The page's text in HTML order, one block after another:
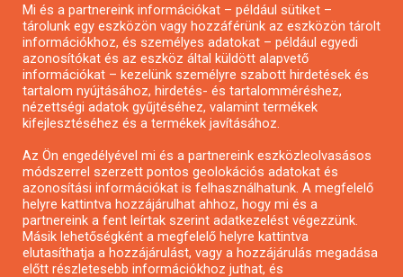
Pályázatírás civil szervezeteknek
Pályázatírás önkormányzatoknak
Pályázatfigyelés
Specifikus pályázatfigyelés vagy hírlevél
Pályázatok magánszemélyeknek
Pályázatok civil szervezeteknek
Pályázatok vállalkozásoknak
Mi és a partnereink információkat – például sütiket –
tárolunk egy eszközön vagy hozzáférünk az eszközön tárolt
információkhoz, és személyes adatokat – például egyedi
azonosítókat és az eszköz által küldött alapvető
információkat – kezelünk személyre szabott hirdetések és
tartalom nyújtásához, hirdetés- és tartalomméréshez,
nézettségi adatok gyűjtéséhez, valamint termékek
kifejlesztéséhez és a termékek javításához.
Az Ön engedélyével mi és a partnereink eszközleolvasásos
módszerrel szerzett pontos geolokációs adatokat és
azonosítási információkat is felhasználhatunk. A megfelelő
helyre kattintva hozzájárulhat ahhoz, hogy mi és a
partnereink a fent leírtak szerint adatkezelést végezzünk.
Másik lehetőségként a megfelelő helyre kattintva
elutasíthatja a hozzájárulást, vagy a hozzájárulás megadása
előtt részletesebb információkhoz juthat, és